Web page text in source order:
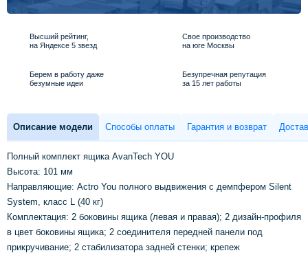
Высший рейтинг,
на Яндексе 5 звезд
Свое производство
на юге Москвы
Берем в работу даже
безумные идеи
Безупречная репутация
за 15 лет работы
Описание модели Способы оплаты Гарантия и возврат
Полный комплект ящика AvanTech YOU
Высота: 101 мм
Направляющие: Actro You полного выдвижения с демпфером Silent
System, класс L (40 кг)
Комплектация: 2 боковины ящика (левая и правая); 2 дизайн-профиля
в цвет боковины ящика; 2 соединителя передней панели под
прикручивание; 2 стабилизатора задней стенки; крепеж